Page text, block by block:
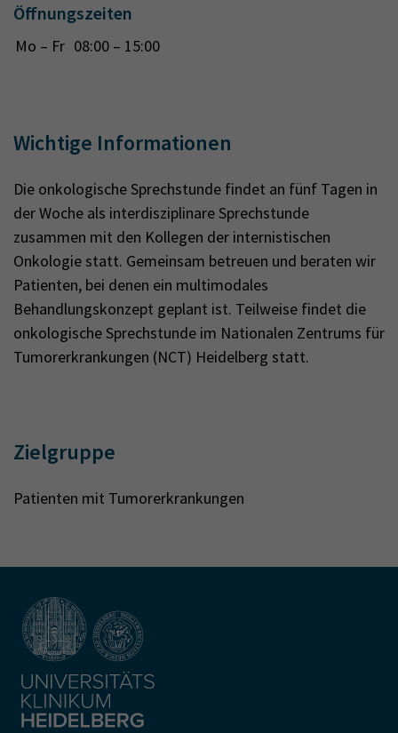
Öffnungszeiten
Mo – Fr 08:00 – 15:00
Wichtige Informationen
Die onkologische Sprechstunde findet an fünf Tagen in
der Woche als interdisziplinare Sprechstunde
zusammen mit den Kollegen der internistischen
Onkologie statt. Gemeinsam betreuen und beraten wir
Patienten, bei denen ein multimodales
Behandlungskonzept geplant ist. Teilweise findet die
onkologische Sprechstunde im Nationalen Zentrums für
Tumorerkrankungen (NCT) Heidelberg statt.
Zielgruppe
Patienten mit Tumorerkrankungen